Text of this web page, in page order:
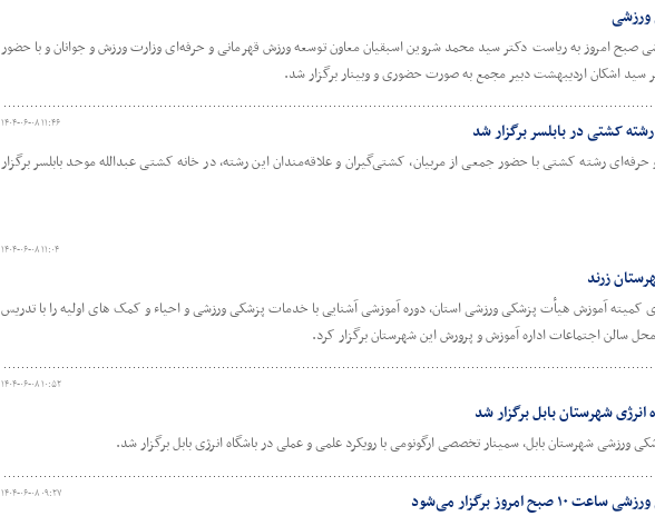
ورزشی
صبح امروز به ریاست دکتر سید محمد شروین اسبقیان معاون توسعه ورزش قهرمانی و حرفه‌ای وزارت ورزش و جوانان و با حضور
سید اشکان اردیبهشت دبیر مجمع به صورت حضوری و وبینار برگزار شد.
۱۴۰۴-۰۶-۰۸ ۱۱:۴۶ کشتی در بابلسر برگزار شد
رشته کشتی با حضور جمعی از مربیان، کشتی‌گیران و علاقه‌مندان این رشته، در خانه کشتی عبدالله موحد بابلسر برگزار
۱۴۰۴-۰۶-۰۸ ۱۱:۰۴
زرند
کمیته آموزش هیأت پزشکی ورزشی استان، دوره آموزشی آشنایی با خدمات پزشکی ورزشی و احیاء و کمک های اولیه را با تدریس
سالن اجتماعات اداره آموزش و پرورش این شهرستان برگزار کرد.
۱۴۰۴-۰۶-۰۸ ۱۰:۵۲
شهرستان بابل برگزار شد
شهرستان بابل، سمینار تخصصی ارگونومی با رویکرد علمی و عملی در باشگاه انرژی بابل برگزار شد.
۱۴۰۴-۰۶-۰۸ ۰۹:۲۷ برگزار می‌شود